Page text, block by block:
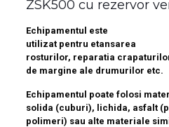
ZSK500 cu rezervor
Echipamentul este
utilizat pentru etansarea
rosturilor, reparatia
de margine ale drumurilor etc.
Echipamentul poate folosi
solida (cuburi), lichida, asfalt
polimeri) sau alte materiale